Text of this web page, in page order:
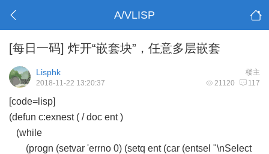
A/VLISP
[每日一码] 炸开“嵌套块”，任意多层嵌套
楼主
Lisphk
21120 117
2018-11-22 13:20:37
[code=lisp]
(defun c:exnest ( / doc ent )
(while
(progn (setvar 'errno 0) (setq ent (car (entsel "\nSelect